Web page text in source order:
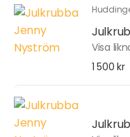
Visa
1 500 kr